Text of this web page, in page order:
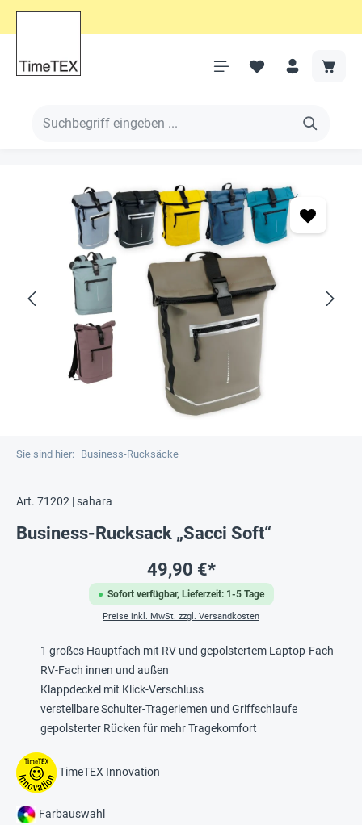
Sie sind hier: Business-Rucksäcke
Art. 71202 | sahara
Business-Rucksack „Sacci Soft“
Sofort verfügbar, Lieferzeit: 1-5 Tage
49,90 €*
Preise inkl. MwSt. zzgl. Versandkosten
1 großes Hauptfach mit RV und gepolstertem Laptop-Fach
RV-Fach innen und außen
Klappdeckel mit Klick-Verschluss
verstellbare Schulter-Trageriemen und Griffschlaufe
gepolsterter Rücken für mehr Tragekomfort
TimeTEX Innovation
Farbauswahl